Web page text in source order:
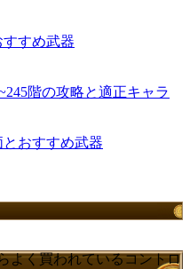
すめ武器
階の攻略と適正キャラ
おすすめ武器
よく買われているコントロ